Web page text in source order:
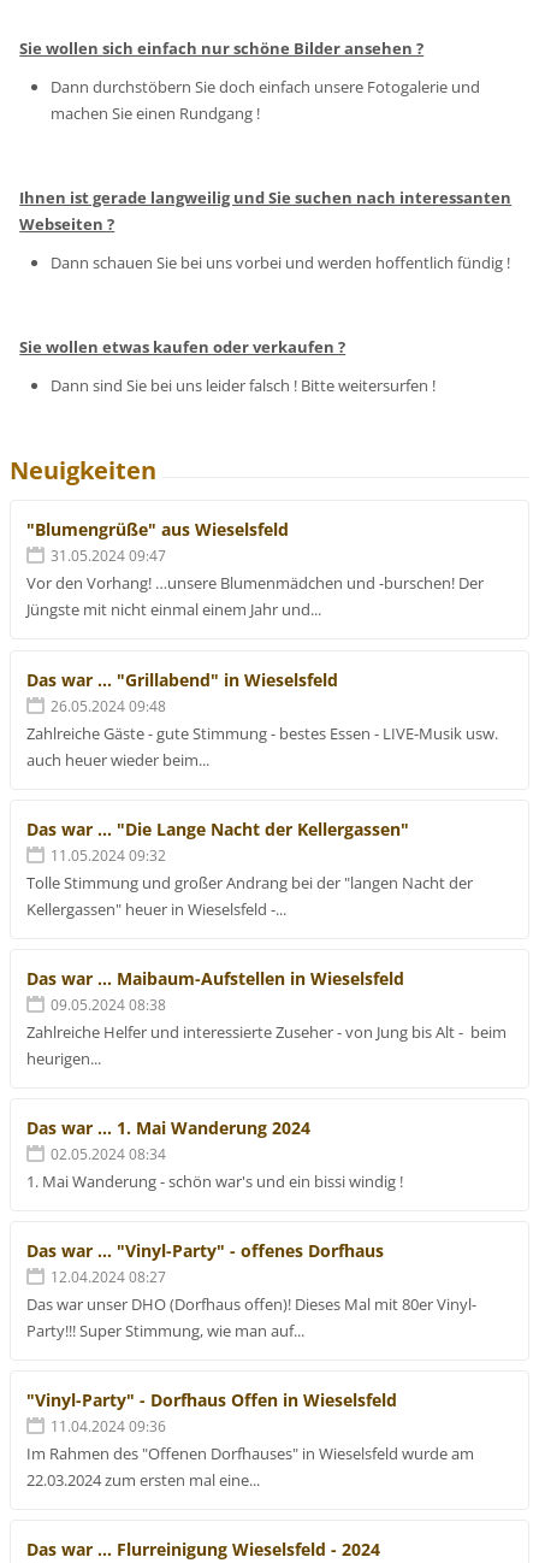
Sie wollen sich einfach nur schöne Bilder ansehen ?
Dann durchstöbern Sie doch einfach unsere Fotogalerie und
machen Sie einen Rundgang !
Ihnen ist gerade langweilig und Sie suchen nach interessanten
Webseiten ?
Dann schauen Sie bei uns vorbei und werden hoffentlich fündig !
Sie wollen etwas kaufen oder verkaufen ?
Dann sind Sie bei uns leider falsch ! Bitte weitersurfen !
Neuigkeiten
"Blumengrüße" aus Wieselsfeld
31.05.2024 09:47
Vor den Vorhang! …unsere Blumenmädchen und -burschen! Der
Jüngste mit nicht einmal einem Jahr und...
Das war ... "Grillabend" in Wieselsfeld
26.05.2024 09:48
Zahlreiche Gäste - gute Stimmung - bestes Essen - LIVE-Musik usw.
auch heuer wieder beim...
Das war ... "Die Lange Nacht der Kellergassen"
11.05.2024 09:32
Tolle Stimmung und großer Andrang bei der "langen Nacht der
Kellergassen" heuer in Wieselsfeld -...
Das war ... Maibaum-Aufstellen in Wieselsfeld
09.05.2024 08:38
Zahlreiche Helfer und interessierte Zuseher - von Jung bis Alt - beim
heurigen...
Das war ... 1. Mai Wanderung 2024
02.05.2024 08:34
1. Mai Wanderung - schön war's und ein bissi windig !
Das war ... "Vinyl-Party" - offenes Dorfhaus
12.04.2024 08:27
Das war unser DHO (Dorfhaus offen)! Dieses Mal mit 80er Vinyl-
Party!!! Super Stimmung, wie man auf...
"Vinyl-Party" - Dorfhaus Offen in Wieselsfeld
11.04.2024 09:36
Im Rahmen des "Offenen Dorfhauses" in Wieselsfeld wurde am
22.03.2024 zum ersten mal eine...
Das war ... Flurreinigung Wieselsfeld - 2024